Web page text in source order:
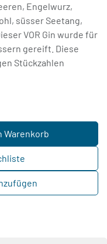
Engelwurz,
süsser Seetang,
VOR Gin wurde für
gereift. Diese
Stückzahlen
Warenkorb